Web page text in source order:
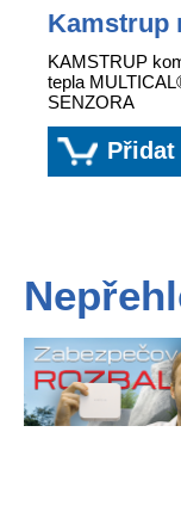
Kamstrup
inputs (In-
KAMSTRUP
tepla
SENZORA